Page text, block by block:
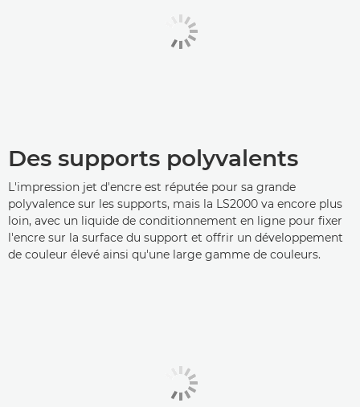
Des supports polyvalents
L'impression jet d'encre est réputée pour sa grande
polyvalence sur les supports, mais la LS2000 va encore plus
loin, avec un liquide de conditionnement en ligne pour fixer
l'encre sur la surface du support et offrir un développement
de couleur élevé ainsi qu'une large gamme de couleurs.